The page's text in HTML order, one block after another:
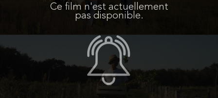
Ce film n'est actuellement
pas disponible.